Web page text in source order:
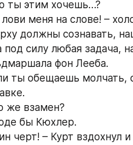
ты этим хочешь…?
меня на слове! –
должны сознавать,
под силу любая задача,
фон Лееба.
ты обещаешь молчать,
же взамен?
бы Кюхлер.
черт! – Курт вздохнул